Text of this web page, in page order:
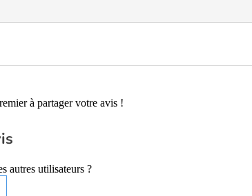
à partager votre avis !
autres utilisateurs ?